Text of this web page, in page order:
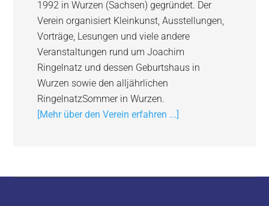
1992 in Wurzen (Sachsen) gegründet. Der
Verein organisiert Kleinkunst, Ausstellungen,
Vorträge, Lesungen und viele andere
Veranstaltungen rund um Joachim
Ringelnatz und dessen Geburtshaus in
Wurzen sowie den alljährlichen
RingelnatzSommer in Wurzen.
[Mehr über den Verein erfahren ...]